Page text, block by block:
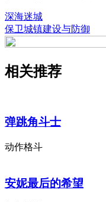
深海迷城
保卫城镇建设与防御
相关推荐
弹跳角斗士
动作格斗
安妮最后的希望